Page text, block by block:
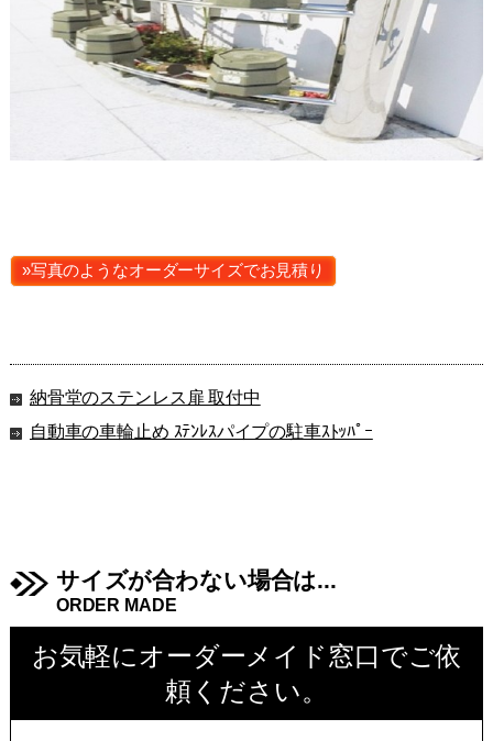
»写真のようなオーダーサイズでお見積り
納骨堂のステンレス扉 取付中
自動車の車輪止め ｽﾃﾝﾚｽパイプの駐車ｽﾄｯﾊﾟｰ
サイズが合わない場合は...
ORDER MADE
お気軽にオーダーメイド窓口でご依
頼ください。